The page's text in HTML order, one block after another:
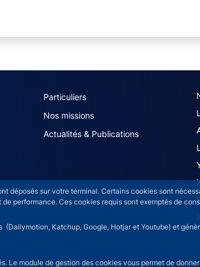
déposés sur votre terminal. Certains cookies sont
performance. Ces cookies requis sont exemptés de
Katchup, Google, Hotjar et Youtube) et
Le module de gestion des cookies vous permet de
(French)
Particuliers
Nos missions
Actualités & Publications